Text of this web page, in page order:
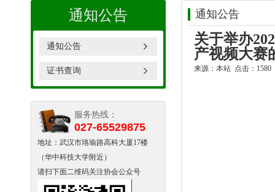
通知公告
通知公告
证书查询
服务热线：
027-65529875
地址：武汉市珞瑜路高科大厦17楼
（华中科技大学附近）
请扫下面二维码关注协会公众号
通知公告
关于举办
产视频大赛
来源：本站 点击：1580